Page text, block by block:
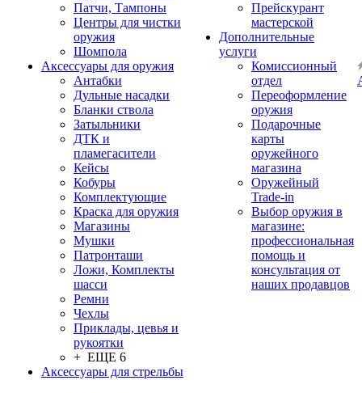
Патчи, Тампоны
Центры для чистки
оружия
Шомпола
Аксессуары для оружия
Антабки
Дульные насадки
Бланки ствола
Затыльники
ДТК и
пламегасители
Кейсы
Кобуры
Комплектующие
Краска для оружия
Магазины
Мушки
Патронташи
Ложи, Комплекты
шасси
Ремни
Чехлы
Приклады, цевья и
рукоятки
+ ЕЩЕ 6
Аксессуары для стрельбы
Прейскурант
мастерской
Дополнительные
услуги
Комиссионный
отдел
Переоформление
оружия
Подарочные
карты
оружейного
магазина
Оружейный
Trade-in
Выбор оружия в
магазине:
профессиональная
помощь и
консультация от
наших продавцов